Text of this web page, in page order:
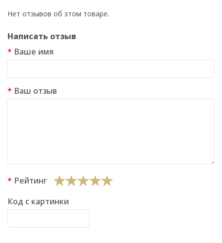
Нет отзывов об этом товаре.
Написать отзыв
Ваше имя
Ваш отзыв
Рейтинг
Код с картинки